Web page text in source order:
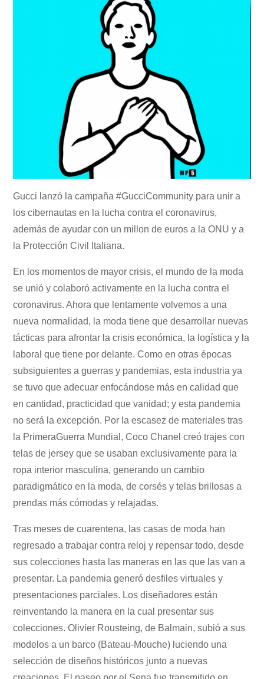
Gucci lanzó la campaña #GucciCommunity para unir a
los cibernautas en la lucha contra el coronavirus,
además de ayudar con un millon de euros a la ONU y a
la Protección Civil Italiana.
En los momentos de mayor crisis, el mundo de la moda
se unió y colaboró activamente en la lucha contra el
coronavirus. Ahora que lentamente volvemos a una
nueva normalidad, la moda tiene que desarrollar nuevas
tácticas para afrontar la crisis económica, la logística y la
laboral que tiene por delante. Como en otras épocas
subsiguientes a guerras y pandemias, esta industria ya
se tuvo que adecuar enfocándose más en calidad que
en cantidad, practicidad que vanidad; y esta pandemia
no será la excepción. Por la escasez de materiales tras
la PrimeraGuerra Mundial, Coco Chanel creó trajes con
telas de jersey que se usaban exclusivamente para la
ropa interior masculina, generando un cambio
paradigmático en la moda, de corsés y telas brillosas a
prendas más cómodas y relajadas.
Tras meses de cuarentena, las casas de moda han
regresado a trabajar contra reloj y repensar todo, desde
sus colecciones hasta las maneras en las que las van a
presentar. La pandemia generó desfiles virtuales y
presentaciones parciales. Los diseñadores están
reinventando la manera en la cual presentar sus
colecciones. Olivier Rousteing, de Balmain, subió a sus
modelos a un barco (Bateau-Mouche) luciendo una
selección de diseños históricos junto a nuevas